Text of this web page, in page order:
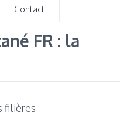
Contact
FR : la
filières